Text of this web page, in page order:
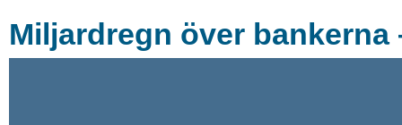
Miljardregn över